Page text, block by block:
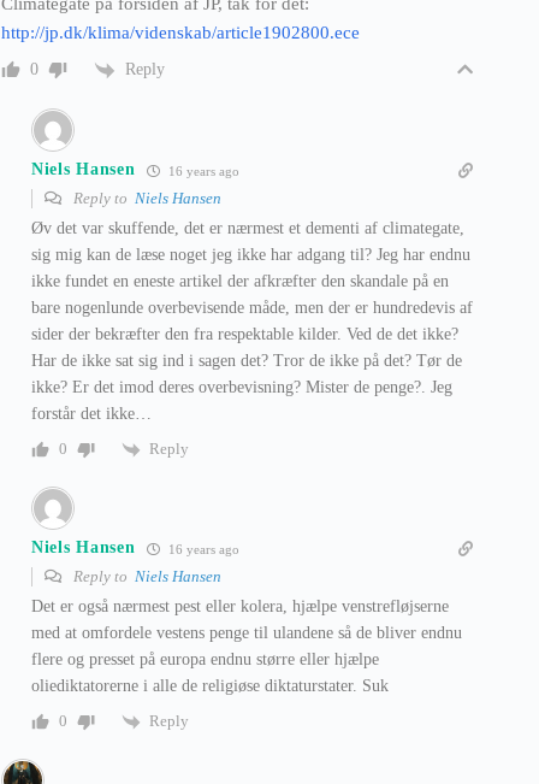
http://jp.dk/klima/videnskab/article1902800.ece
0 Reply
Niels Hansen 16 years ago
Reply to Niels Hansen
Øv det var skuffende, det er nærmest et dementi af climategate,
sig mig kan de læse noget jeg ikke har adgang til? Jeg har endnu
ikke fundet en eneste artikel der afkræfter den skandale på en
bare nogenlunde overbevisende måde, men der er hundredevis af
sider der bekræfter den fra respektable kilder. Ved de det ikke?
Har de ikke sat sig ind i sagen det? Tror de ikke på det? Tør de
ikke? Er det imod deres overbevisning? Mister de penge?. Jeg
forstår det ikke…
0
Reply
Niels Hansen 16 years ago
Reply to Niels Hansen
Det er også nærmest pest eller kolera, hjælpe venstrefløjserne
med at omfordele vestens penge til ulandene så de bliver endnu
flere og presset på europa endnu større eller hjælpe
oliediktatorerne i alle de religiøse diktaturstater. Suk
0
Reply